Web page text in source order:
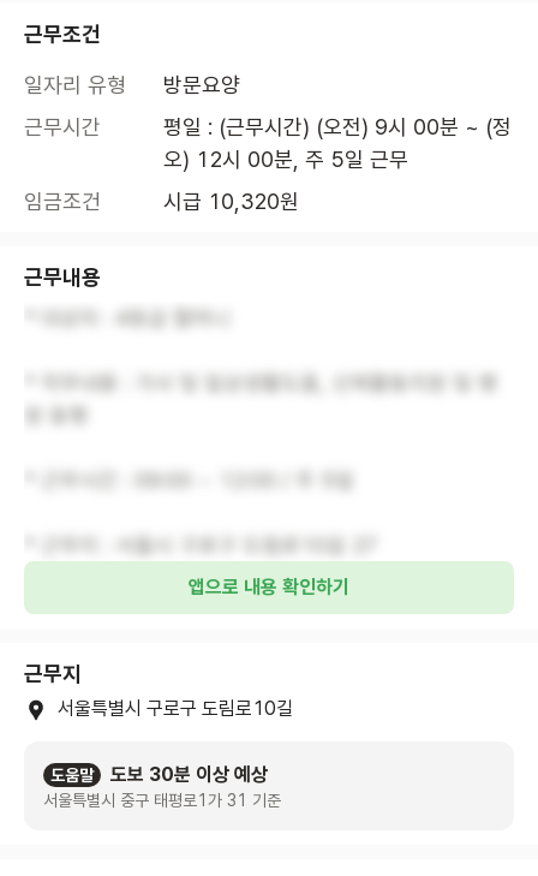
근무조건
일자리 유형
방문요양
근무시간
평일 : (근무시간) (오전) 9시 00분 ~ (정
오) 12시 00분, 주 5일 근무
임금조건
시급 10,320원
근무내용
앱으로 내용 확인하기
근무지
서울특별시 구로구 도림로10길
도움말 도보 30분 이상 예상
서울특별시 중구 태평로1가 31 기준